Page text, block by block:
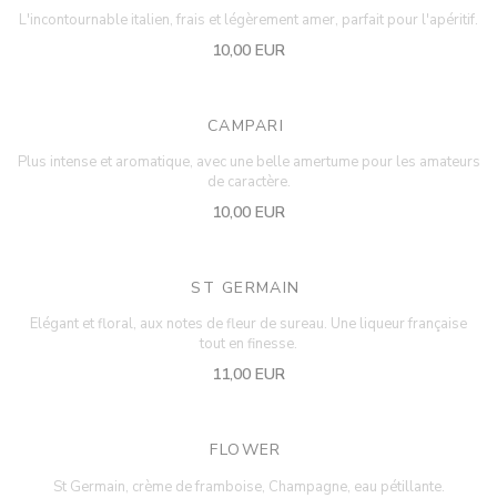
L'incontournable italien, frais et légèrement amer, parfait pour l'apéritif.
10,00 EUR
CAMPARI
Plus intense et aromatique, avec une belle amertume pour les amateurs
de caractère.
10,00 EUR
ST GERMAIN
Elégant et floral, aux notes de fleur de sureau. Une liqueur française
tout en finesse.
11,00 EUR
FLOWER
St Germain, crème de framboise, Champagne, eau pétillante.